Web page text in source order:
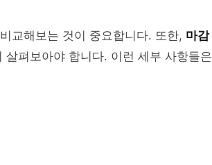
교해보는 것이 중요합니다. 또한, 마감
펴보아야 합니다. 이런 세부 사항들은